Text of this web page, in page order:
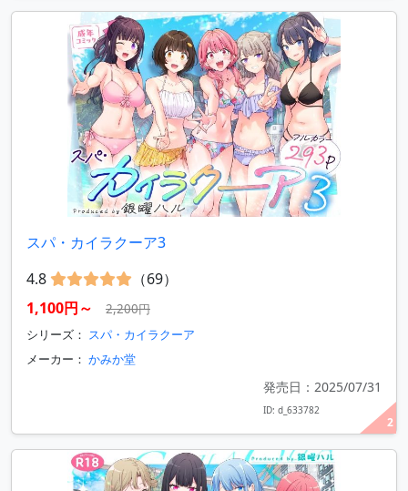
2
スパ・カイラクーア3
4.8
（69）
1,100円～
2,200円
シリーズ： スパ・カイラクーア
メーカー： かみか堂
発売日：2025/07/31
ID: d_633782